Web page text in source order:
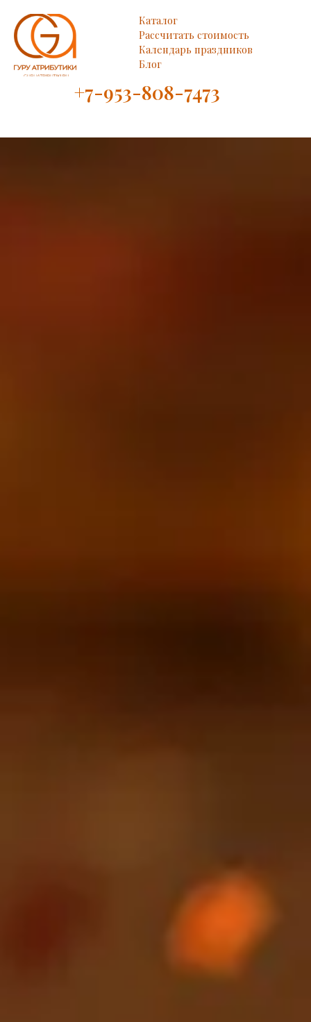
Каталог
Рассчитать стоимость
Календарь праздников
Блог
+7-953-808-7473